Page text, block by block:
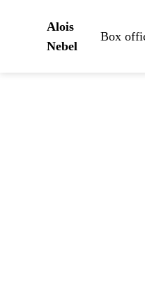
Alois
Nebel
Box